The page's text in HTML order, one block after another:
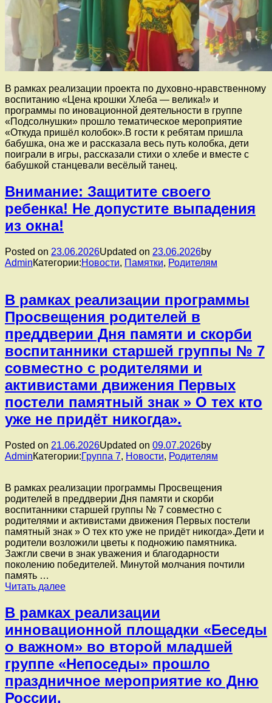
В рамках реализации проекта по духовно-нравственному
воспитанию «Цена крошки Хлеба — велика!» и
программы по иновационной деятельности в группе
«Подсолнушки» прошло тематическое мероприятие
«Откуда пришёл колобок».В гости к ребятам пришла
бабушка, она же и рассказала весь путь колобка, дети
поиграли в игры, рассказали стихи о хлебе и вместе с
бабушкой станцевали весёлый танец.
Внимание: Защитите своего
ребенка! Не допустите выпадения
из окна!
Posted on 23.06.2026Updated on 23.06.2026by
AdminКатегории:Новости, Памятки, Родителям
В рамках реализации программы
Просвещения родителей в
преддверии Дня памяти и скорби
воспитанники старшей группы № 7
совместно с родителями и
активистами движения Первых
постели памятный знак » О тех кто
уже не придёт никогда».
Posted on 21.06.2026Updated on 09.07.2026by
AdminКатегории:Группа 7, Новости, Родителям
В рамках реализации программы Просвещения
родителей в преддверии Дня памяти и скорби
воспитанники старшей группы № 7 совместно с
родителями и активистами движения Первых постели
памятный знак » О тех кто уже не придёт никогда».Дети и
родители возложили цветы к подножию памятника.
Зажгли свечи в знак уважения и благодарности
поколению победителей. Минутой молчания почтили
память …
Читать далееВ
реализации
программы
Просвещения
родителей
в
преддверии
Дня
памяти
В рамках реализации
инновационной площадки «Беседы
о важном» во второй младшей
группе «Непоседы» прошло
праздничное мероприятие ко Дню
России.